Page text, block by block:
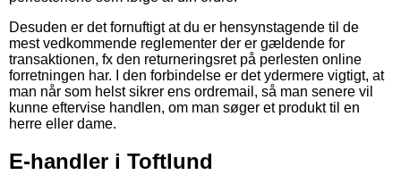
Desuden er det fornuftigt at du er hensynstagende til de
mest vedkommende reglementer der er gældende for
transaktionen, fx den returneringsret på perlesten online
forretningen har. I den forbindelse er det ydermere vigtigt, at
man når som helst sikrer ens ordremail, så man senere vil
kunne eftervise handlen, om man søger et produkt til en
herre eller dame.
E-handler i Toftlund